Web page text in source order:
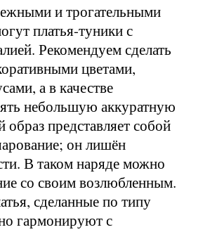
и трогательными
платья-туники с
Рекомендуем сделать
цветами,
а в качестве
небольшую аккуратную
образ представляет собой
он лишён
В таком наряде можно
со своим возлюбленным.
сделанные по типу
гармонируют с